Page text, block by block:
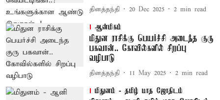
தினத்தந்தி 20 Dec 2025 2 min read
ஆன்மிகம்
மிதுன ராசிக்கு பெயர்ச்சி அடைந்த குரு
பகவான்.. கோவில்களில் சிறப்பு
வழிபாடு
தினத்தந்தி 11 May 2025 2 min read
மிதுனம் - தமிழ் மாத ஜோதிடம்